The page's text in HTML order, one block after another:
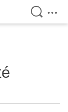
検索を
メ